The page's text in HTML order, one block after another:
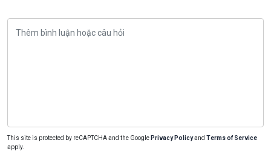
This site is protected by reCAPTCHA and the Google Privacy Policyand Terms of Service
apply.